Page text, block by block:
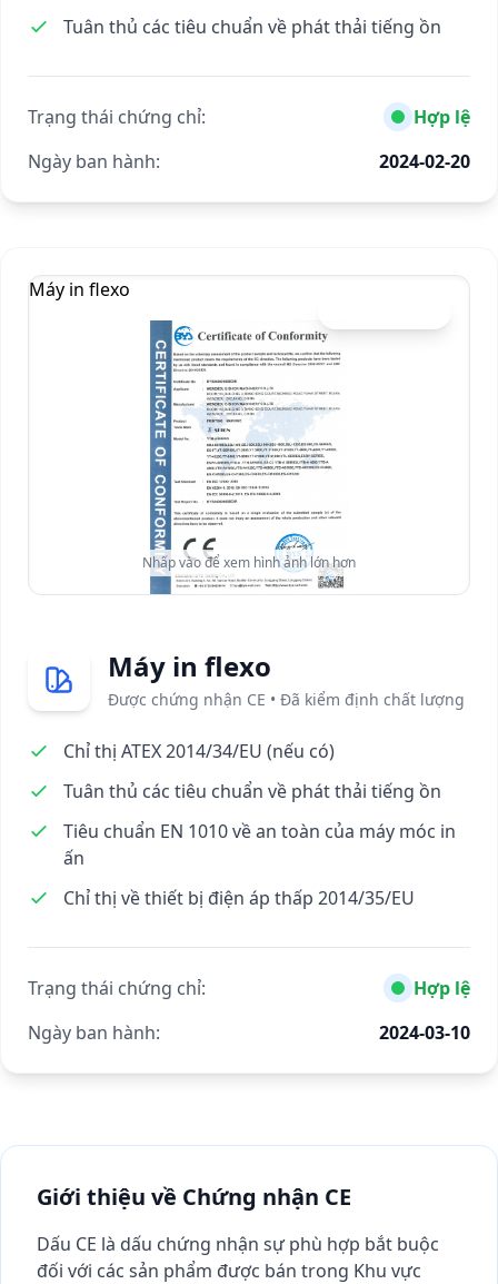
Tuân thủ các tiêu chuẩn về phát thải tiếng ồn
Trạng thái chứng chỉ:
Hợp lệ
Ngày ban hành:
2024-02-20
Máy in flexo
Nhấp vào để xem hình ảnh lớn hơn
Máy in flexo
Được chứng nhận CE • Đã kiểm định chất lượng
Chỉ thị ATEX 2014/34/EU (nếu có)
Tuân thủ các tiêu chuẩn về phát thải tiếng ồn
Tiêu chuẩn EN 1010 về an toàn của máy móc in
ấn
Chỉ thị về thiết bị điện áp thấp 2014/35/EU
Trạng thái chứng chỉ:
Hợp lệ
Ngày ban hành:
2024-03-10
Giới thiệu về Chứng nhận CE
Dấu CE là dấu chứng nhận sự phù hợp bắt buộc
đối với các sản phẩm được bán trong Khu vực